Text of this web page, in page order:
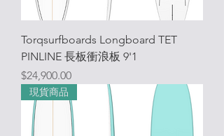
Torqsurfboards Longboard TET
PINLINE 長板衝浪板 9'1
價格
$24,900.00
現貨商品